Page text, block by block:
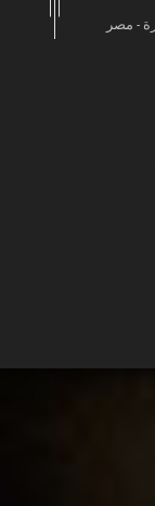
- مصر